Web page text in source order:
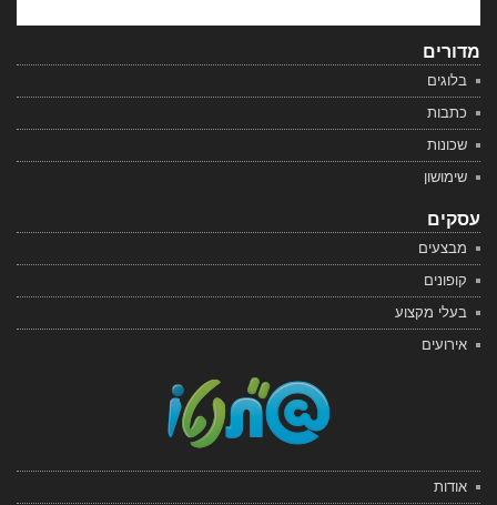
מדורים
בלוגים
כתבות
שכונות
שימושון
עסקים
מבצעים
קופונים
בעלי מקצוע
אירועים
אודות